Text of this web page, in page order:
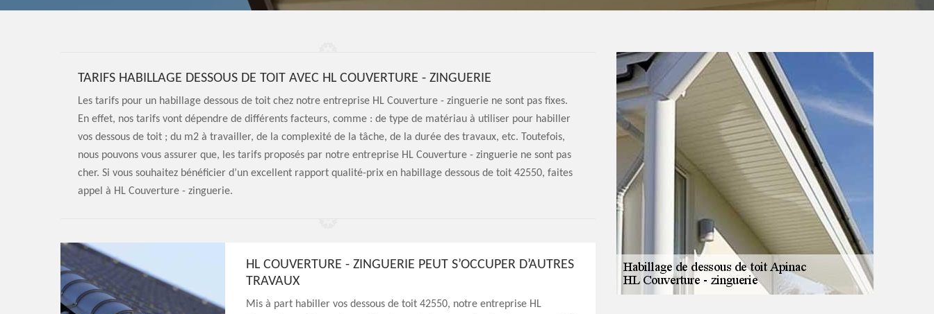
TARIFS HABILLAGE DESSOUS DE TOIT AVEC HL COUVERTURE - ZINGUERIE
Les tarifs pour un habillage dessous de toit chez notre entreprise HL Couverture - zinguerie ne sont pas fixes.
En effet, nos tarifs vont dépendre de différents facteurs, comme : de type de matériau à utiliser pour habiller
vos dessous de toit ; du m2 à travailler, de la complexité de la tâche, de la durée des travaux, etc. Toutefois,
nous pouvons vous assurer que, les tarifs proposés par notre entreprise HL Couverture - zinguerie ne sont pas
cher. Si vous souhaitez bénéficier d’un excellent rapport qualité-prix en habillage dessous de toit 42550, faites
appel à HL Couverture - zinguerie.
HL COUVERTURE - ZINGUERIE PEUT S’OCCUPER D’AUTRES
TRAVAUX
Mis à part habiller vos dessous de toit 42550, notre entreprise HL